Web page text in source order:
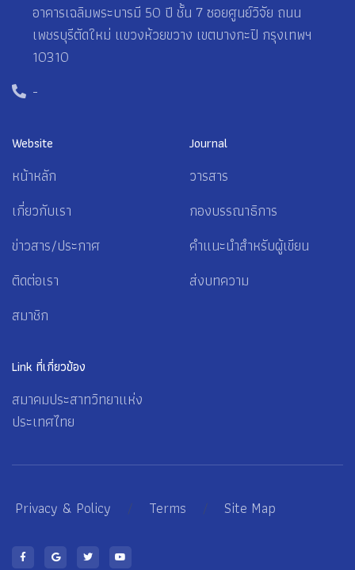
อาคารเฉลิมพระบารมี 50 ปี ชั้น 7 ซอยศูนย์วิจัย ถนน
เพชรบุรีตัดใหม่ แขวงห้วยขวาง เขตบางกะปิ กรุงเทพฯ
10310
-
Website
หน้าหลัก
เกี่ยวกับเรา
ข่าวสาร/ประกาศ
ติดต่อเรา
สมาชิก
Journal
วารสาร
กองบรรณาธิการ
คำแนะนำสำหรับผู้เขียน
ส่งบทความ
Link ที่เกี่ยวข้อง
สมาคมประสาทวิทยาแห่ง
ประเทศไทย
Privacy & Policy / Terms / Site Map